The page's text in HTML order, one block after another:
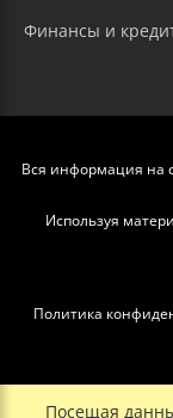
Финансы и
Вся информация на
Используя
Политика
Посещая